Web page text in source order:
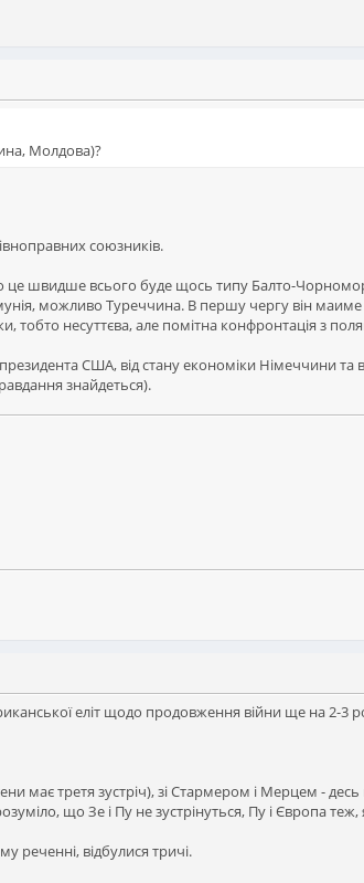
Молдова)?
союзників.
це швидше всього буде щось типу Балто-
можливо Туреччина. В першу чергу він
тобто несуттєва, але помітна конфронтація з
США, від стану економіки Німеччини та
знайдеться).
еліт щодо продовження війни ще на 2-3
має третя зустріч), зі Стармером і Мерцем - десь
що Зе і Пу не зустрінуться, Пу і Європа теж,
реченні, відбулися тричі.